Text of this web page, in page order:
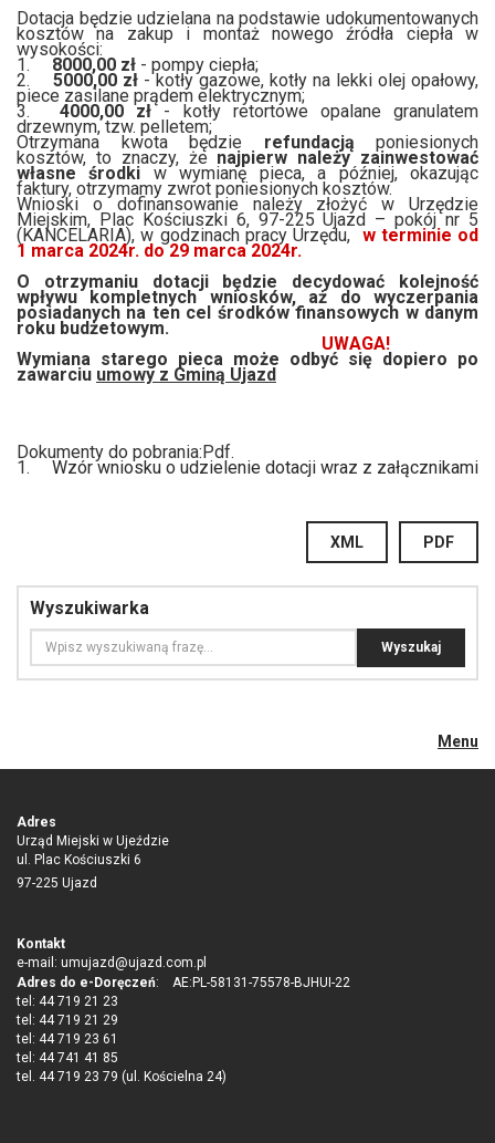
Dotacja będzie udzielana na podstawie udokumentowanych
kosztów na zakup i montaż nowego źródła ciepła w
wysokości:
1. 8000,00 zł - pompy ciepła;
2. 5000,00 zł - kotły gazowe, kotły na lekki olej opałowy,
piece zasilane prądem elektrycznym;
3. 4000,00 zł- kotły retortowe opalane granulatem
drzewnym, tzw. pelletem;
Otrzymana kwota będzie refundacją poniesionych
kosztów, to znaczy, że najpierw należy zainwestować
własne środki w wymianę pieca, a później, okazując
faktury, otrzymamy zwrot poniesionych kosztów.
Wnioski o dofinansowanie należy złożyć w Urzędzie
Miejskim, Plac Kościuszki 6, 97-225 Ujazd – pokój nr 5
(KANCELARIA), w godzinach pracy Urzędu, w terminie od
1 marca 2024r. do 29 marca 2024r.
O otrzymaniu dotacji będzie decydować kolejność
wpływu kompletnych wniosków, aż do wyczerpania
posiadanych na ten cel środków finansowych w danym
roku budżetowym.
UWAGA!
Wymiana starego pieca może odbyć się dopiero po
zawarciu umowy z Gminą Ujazd
Dokumenty do pobrania:Pdf.
1. Wzór wniosku o udzielenie dotacji wraz z załącznikami
PDF
XML
Wyszukiwarka
Menu
Adres
Urząd Miejski w Ujeździe
ul. Plac Kościuszki 6
97-225 Ujazd
Kontakt
e-mail: umujazd@ujazd.com.pl
Adres do e-Doręczeń: AE:PL-58131-75578-BJHUI-22
tel: 44 719 21 23
tel: 44 719 21 29
tel: 44 719 23 61
tel: 44 741 41 85
tel. 44 719 23 79 (ul. Kościelna 24)